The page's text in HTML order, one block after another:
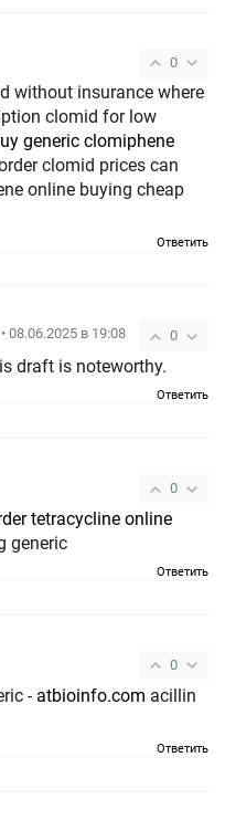
0
without insurance where
clomid for low
generic clomiphene
clomid prices can
online buying cheap
Ответить
0
• 08.06.2025 в 19:08
draft is noteworthy.
Ответить
0
tetracycline online
generic
Ответить
0
- atbioinfo.com acillin
Ответить